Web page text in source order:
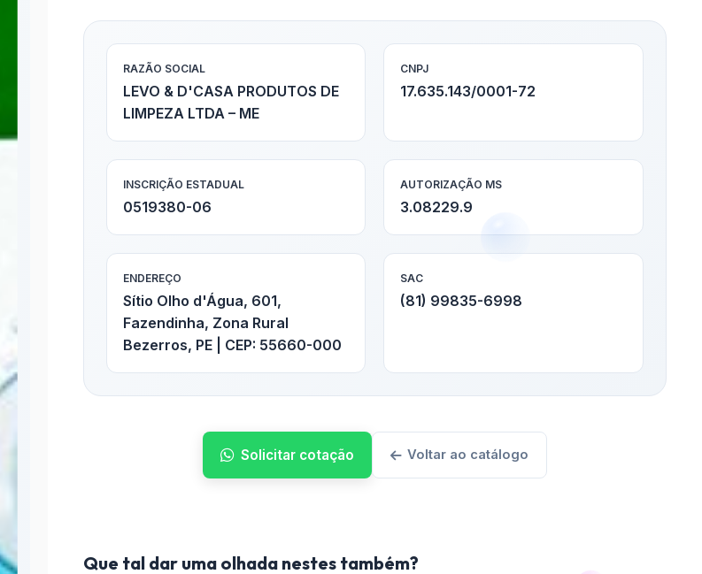
RAZÃO SOCIAL
LEVO & D'CASA PRODUTOS DE
LIMPEZA LTDA – ME
CNPJ
17.635.143/0001-72
INSCRIÇÃO ESTADUAL
0519380-06
AUTORIZAÇÃO MS
3.08229.9
ENDEREÇO
Sítio Olho d'Água, 601,
Fazendinha, Zona Rural
Bezerros, PE | CEP: 55660-000
SAC
(81) 99835-6998
Solicitar cotação Voltar ao catálogo
Que tal dar uma olhada nestes também?